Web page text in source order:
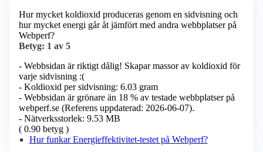
Hur mycket koldioxid produceras genom en sidvisning och
hur mycket energi går åt jämfört med andra webbplatser på
Webperf?
Betyg: 1 av 5
- Webbsidan är riktigt dålig! Skapar massor av koldioxid för
varje sidvisning :(
- Koldioxid per sidvisning: 6.03 gram
- Webbsidan är grönare än 18 % av testade webbplatser på
webperf.se (Referens uppdaterad: 2026-06-07).
- Nätverksstorlek: 9.53 MB
( 0.90 betyg )
Hur funkar Energieffektivitet-testet på Webperf?